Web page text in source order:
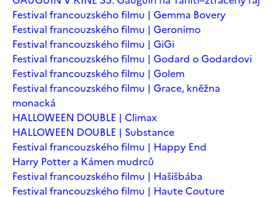
Festival francouzského filmu | Gemma Bovery
Festival francouzského filmu | Geronimo
Festival francouzského filmu | GiGi
Festival francouzského filmu | Godard o Godardovi
Festival francouzského filmu | Golem
Festival francouzského filmu | Grace, kněžna
monacká
HALLOWEEN DOUBLE | Climax
HALLOWEEN DOUBLE | Substance
Festival francouzského filmu | Happy End
Harry Potter a Kámen mudrců
Festival francouzského filmu | Hašišbába
Festival francouzského filmu | Haute Couture